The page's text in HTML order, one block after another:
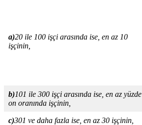
a)20 ile 100 işçi arasında ise, en az 10
işçinin,
b)101 ile 300 işçi arasında ise, en az yüzde
on oranında işçinin,
c)301 ve daha fazla ise, en az 30 işçinin,